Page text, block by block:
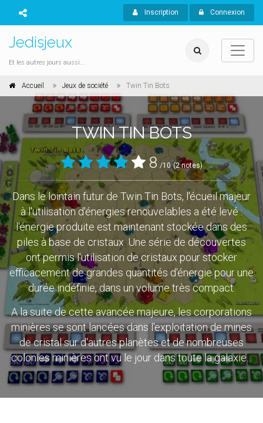
Inscription Connexion
Jedisjeux
Et les autres jours aussi...
Accueil Jeux de société Twin Tin Bots
TWIN TIN BOTS
8 /10 (2 notes)
Dans le lointain futur de Twin Tin Bots, l'écueil majeur
à l'utilisation d'énergies renouvelables a été levé :
l'énergie produite est maintenant stockée dans des
piles à base de cristaux. Une série de découvertes
ont permis l'utilisation de cristaux pour stocker
efficacement de grandes quantités d'énergie pour une
durée indéfinie, dans un volume très compact.
A la suite de cette avancée majeure, les corporations
minières se sont lancées dans l'exploitation de mines
de cristal sur d'autres planètes et de nombreuses
colonies minières ont vu le jour dans toute la galaxie...